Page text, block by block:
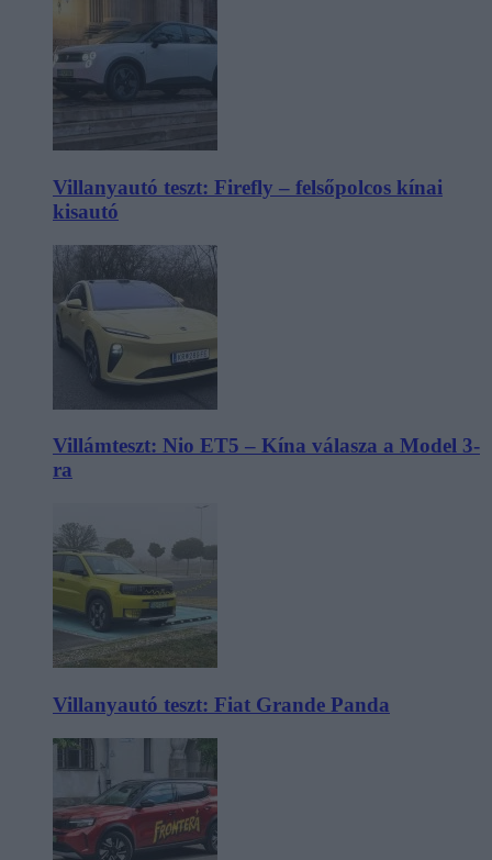
Villanyautó teszt: Firefly – felsőpolcos kínai
kisautó
Villámteszt: Nio ET5 – Kína válasza a Model 3-
ra
Villanyautó teszt: Fiat Grande Panda